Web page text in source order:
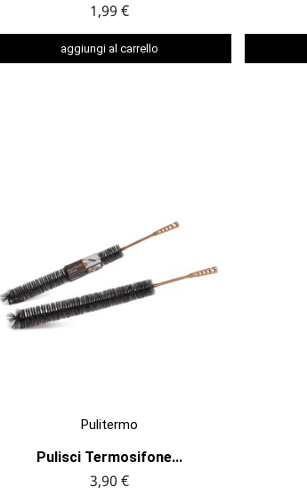
1,99 €
aggiungi al carrello
Pulitermo
Pulisci Termosifone...
3,90 €
ANTEPRIMA